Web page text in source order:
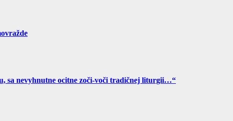
sa nevyhnutne ocitne zoči-voči tradičnej liturgii…“